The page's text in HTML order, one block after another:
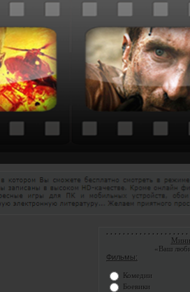
. . . . . . . . . . . . . . . . . . .
«Ваш
Фильмы:
Комедии
Боевики